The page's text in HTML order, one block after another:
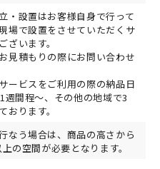
・設置はお客様自身で行って
場で設置をさせていただくサ
ざいます。
見積もりの際にお問い合わせ
ービスをご利用の際の納品日
週間程～、その他の地域で3
おります。
なう場合は、商品の高さから
の空間が必要となります。